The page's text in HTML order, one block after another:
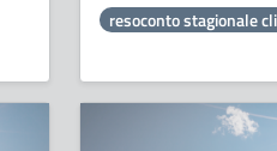
resoconto stagionale